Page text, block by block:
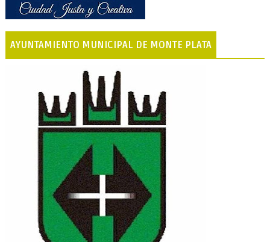
AYUNTAMIENTO MUNICIPAL DE MONTE PLATA